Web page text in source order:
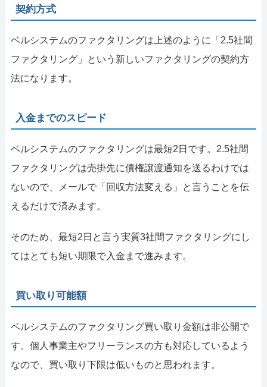
契約方式
ベルシステムのファクタリングは上述のように「2.5社間
ファクタリング」という新しいファクタリングの契約方
法になります。
入金までのスピード
ベルシステムのファクタリングは最短2日です。2.5社間
ファクタリングは売掛先に債権譲渡通知を送るわけでは
ないので、メールで「回収方法変える」と言うことを伝
えるだけで済みます。
そのため、最短2日と言う実質3社間ファクタリングにし
てはとても短い期限で入金まで進みます。
買い取り可能額
ベルシステムのファクタリング買い取り金額は非公開で
す。個人事業主やフリーランスの方も対応しているよう
なので、買い取り下限は低いものと思われます。